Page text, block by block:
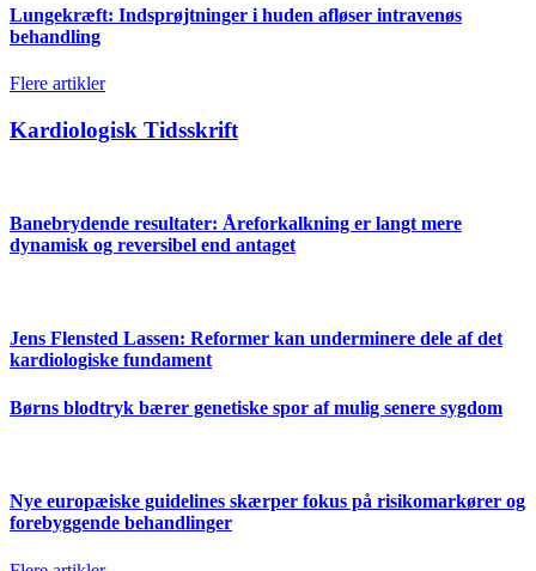
Lungekræft: Indsprøjtninger i huden afløser intravenøs
behandling
Flere artikler
Kardiologisk Tidsskrift
Banebrydende resultater: Åreforkalkning er langt mere
dynamisk og reversibel end antaget
Jens Flensted Lassen: Reformer kan underminere dele af det
kardiologiske fundament
Børns blodtryk bærer genetiske spor af mulig senere sygdom
Nye europæiske guidelines skærper fokus på risikomarkører og
forebyggende behandlinger